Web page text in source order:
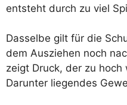
entsteht durch zu viel
Dasselbe gilt für die
dem Ausziehen noch
zeigt Druck, der zu
Darunter liegendes